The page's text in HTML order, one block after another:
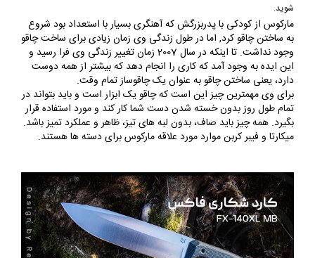
شوید.
مارکوس از کودکی با پدربزرگش که آهنگری بسیار با استعداد بود شروع
به ساختن چاقو کرد, اما در طول زندگی وی زمان زیادی برای ساخت چاقو
وجود نداشت. تا اینکه در سال 2007 زمان تغییر زندگی وی فرا رسید و
این ایده به وجود آمد که کاری را انجام دهد که بیشتر از همه دوست
دارد، یعنی ساختن چاقو به عنوان یک چاقوساز تمام وقت.
برای وی مهمترین چیز این است که چاقو یک ابزار است و باید بتواند در
تمام طول روز بدون خسته شدن دست شما کار کند و مورد استفاده قرار
بگیرد. همه چیز باید صاف، بدون لبه های تیز، ظاهر و عملکرد تمیز باشد.
میکارتا و فیبر کربن موارد مورد علاقه مارکوس برای دسته ها هستند.